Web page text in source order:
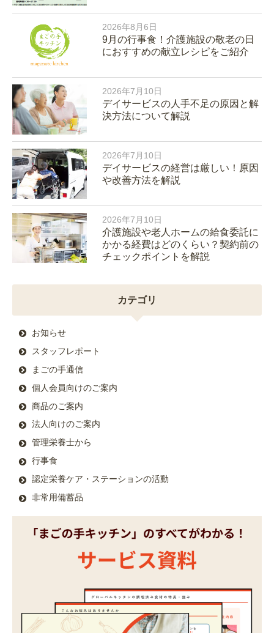
2026年8月6日
9月の行事食！介護施設の敬老の日
におすすめの献立レシピをご紹介
2026年7月10日
デイサービスの人手不足の原因と解
決方法について解説
2026年7月10日
デイサービスの経営は厳しい！原因
や改善方法を解説
2026年7月10日
介護施設や老人ホームの給食委託に
かかる経費はどのくらい？契約前の
チェックポイントを解説
カテゴリ
お知らせ
スタッフレポート
まごの手通信
個人会員向けのご案内
商品のご案内
法人向けのご案内
管理栄養士から
行事食
認定栄養ケア・ステーションの活動
非常用備蓄品